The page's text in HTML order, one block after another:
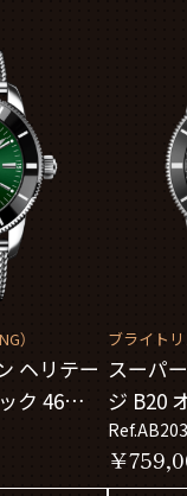
）
ヘリテー
ク 46
ブライトリ
スーパ
ジ B20
￥